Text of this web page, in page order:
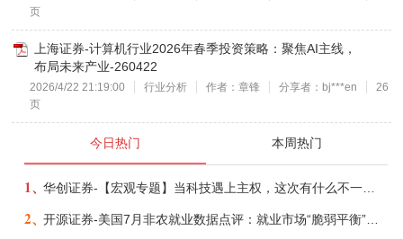
页
上海证券-计算机行业2026年春季投资策略：聚焦AI主线，
布局未来产业-260422
2026/4/22 21:19:00 行业分析 作者：章锋 分享者：bj***en
26
页
今日热门 本周热门
1、 华创证券-【宏观专题】当科技遇上主权，这次有什么不一样？——海外科技思辨系列五-260808
2、 开源证券-美国7月非农就业数据点评：就业市场“脆弱平衡”，美联储加息动力并不高-260808